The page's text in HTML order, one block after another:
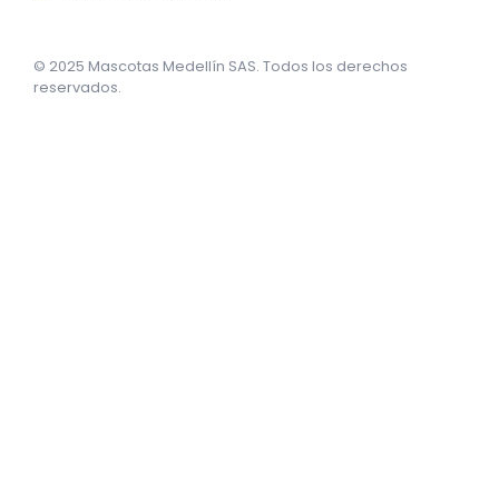
© 2025 Mascotas Medellín SAS. Todos los derechos
reservados.